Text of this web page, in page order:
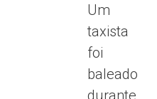
Um
taxista
foi
baleado
durante